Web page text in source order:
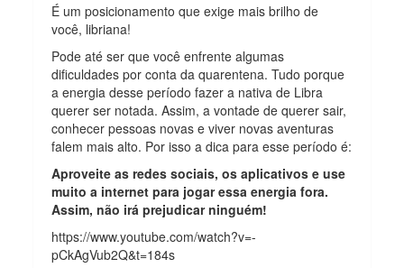
É um posicionamento que exige mais brilho de
você, libriana!
Pode até ser que você enfrente algumas
dificuldades por conta da quarentena. Tudo porque
a energia desse período fazer a nativa de Libra
querer ser notada. Assim, a vontade de querer sair,
conhecer pessoas novas e viver novas aventuras
falem mais alto. Por isso a dica para esse período é:
Aproveite as redes sociais, os aplicativos e use
muito a internet para jogar essa energia fora.
Assim, não irá prejudicar ninguém!
https://www.youtube.com/watch?v=-
pCkAgVub2Q&t=184s